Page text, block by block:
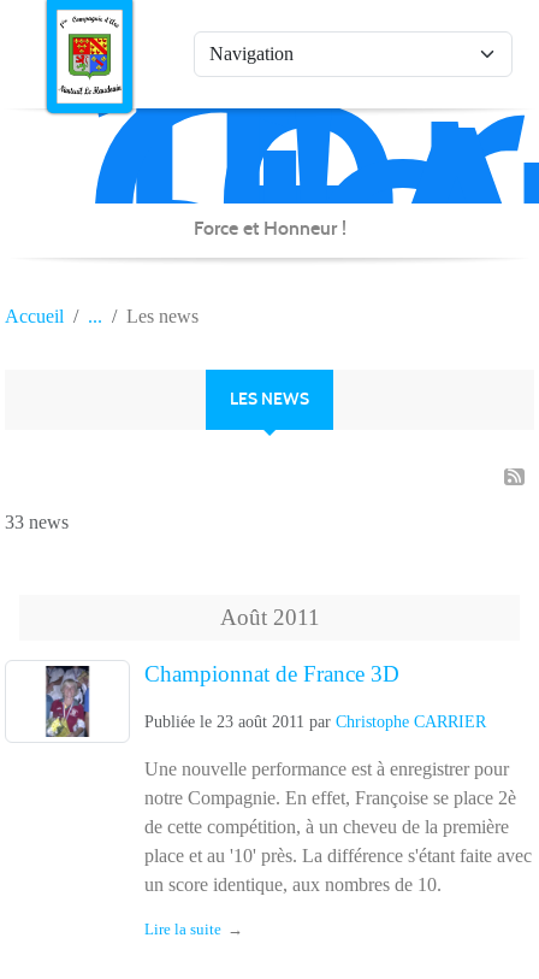
de
Force et Honneur !
Accueil Les news
LES NEWS
33 news
Août 2011
Championnat de France 3D
Publiée le 23 août 2011 par Christophe CARRIER
Une nouvelle performance est à enregistrer pour
notre Compagnie. En effet, Françoise se place 2è
de cette compétition, à un cheveu de la première
place et au '10' près. La différence s'étant faite avec
un score identique, aux nombres de 10.
Lire la suite
Panneau de gestion des cookies